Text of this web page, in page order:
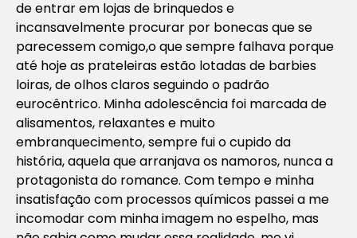
de entrar em lojas de brinquedos e
incansavelmente procurar por bonecas que se
parecessem comigo,o que sempre falhava porque
até hoje as prateleiras estão lotadas de barbies
loiras, de olhos claros seguindo o padrão
eurocêntrico. Minha adolescência foi marcada de
alisamentos, relaxantes e muito
embranquecimento, sempre fui o cupido da
história, aquela que arranjava os namoros, nunca a
protagonista do romance. Com tempo e minha
insatisfação com processos químicos passei a me
incomodar com minha imagem no espelho, mas